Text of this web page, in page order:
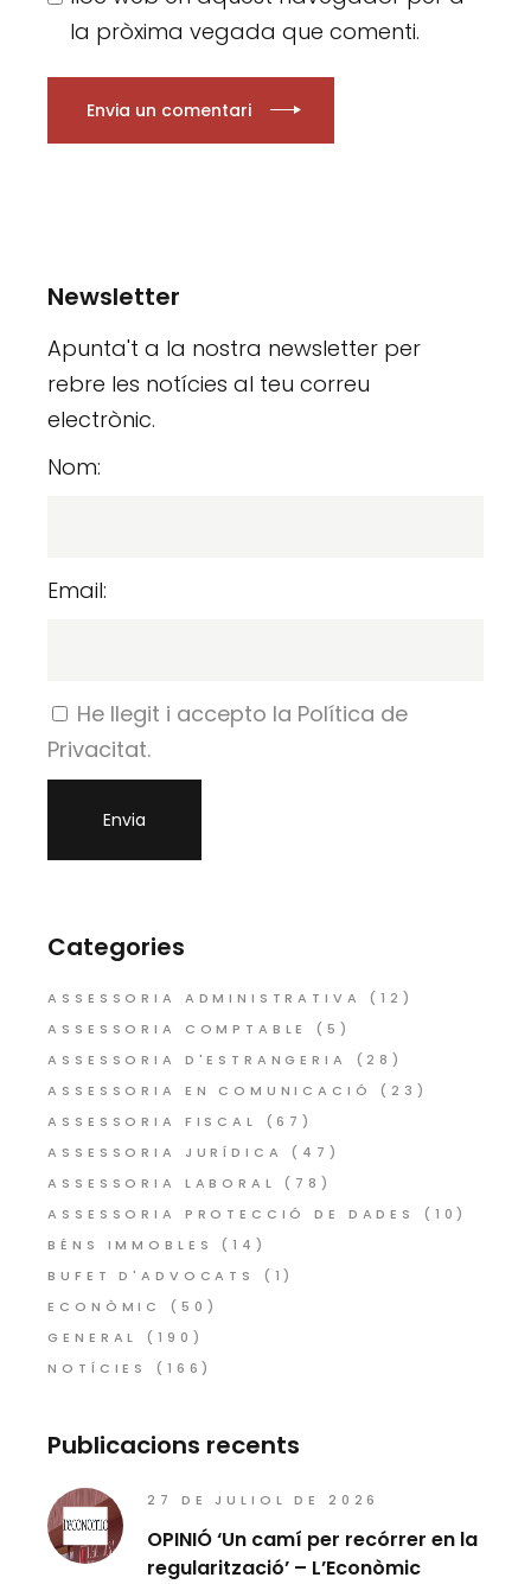
la pròxima vegada que comenti.
Envia un comentari
Newsletter
Apunta't a la nostra newsletter per
rebre les notícies al teu correu
electrònic.
Nom:
Email:
He llegit i accepto la Política de
Privacitat.
Categories
ASSESSORIA ADMINISTRATIVA
(12)
ASSESSORIA COMPTABLE
(5)
ASSESSORIA D'ESTRANGERIA
(28)
ASSESSORIA EN COMUNICACIÓ
(23)
ASSESSORIA FISCAL
(67)
ASSESSORIA JURÍDICA
(47)
ASSESSORIA LABORAL
(78)
ASSESSORIA PROTECCIÓ DE DADES
(10)
BÉNS IMMOBLES
(14)
BUFET D'ADVOCATS
(1)
ECONÒMIC
(50)
GENERAL
(190)
NOTÍCIES
(166)
Publicacions recents
27 DE JULIOL DE 2026
OPINIÓ ‘Un camí per recórrer en la
regularització’ – L’Econòmic